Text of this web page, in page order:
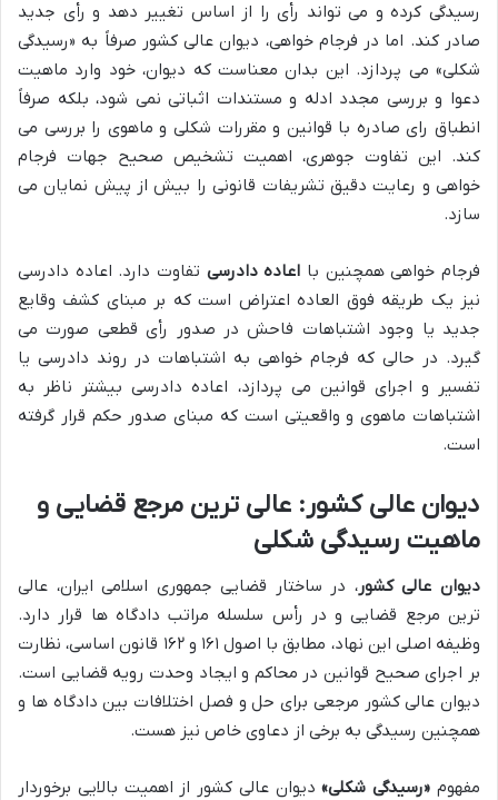
رسیدگی کرده و می تواند رأی را از اساس تغییر دهد و رأی جدید
صادر کند. اما در فرجام خواهی، دیوان عالی کشور صرفاً به «رسیدگی
شکلی» می پردازد. این بدان معناست که دیوان، خود وارد ماهیت
دعوا و بررسی مجدد ادله و مستندات اثباتی نمی شود، بلکه صرفاً
انطباق رای صادره با قوانین و مقررات شکلی و ماهوی را بررسی می
کند. این تفاوت جوهری، اهمیت تشخیص صحیح جهات فرجام
خواهی و رعایت دقیق تشریفات قانونی را بیش از پیش نمایان می
سازد.
فرجام خواهی همچنین با اعاده دادرسی تفاوت دارد. اعاده دادرسی
نیز یک طریقه فوق العاده اعتراض است که بر مبنای کشف وقایع
جدید یا وجود اشتباهات فاحش در صدور رأی قطعی صورت می
گیرد. در حالی که فرجام خواهی به اشتباهات در روند دادرسی یا
تفسیر و اجرای قوانین می پردازد، اعاده دادرسی بیشتر ناظر به
اشتباهات ماهوی و واقعیتی است که مبنای صدور حکم قرار گرفته
است.
دیوان عالی کشور: عالی ترین مرجع قضایی و
ماهیت رسیدگی شکلی
دیوان عالی کشور، در ساختار قضایی جمهوری اسلامی ایران، عالی
ترین مرجع قضایی و در رأس سلسله مراتب دادگاه ها قرار دارد.
وظیفه اصلی این نهاد، مطابق با اصول ۱۶۱ و ۱۶۲ قانون اساسی، نظارت
بر اجرای صحیح قوانین در محاکم و ایجاد وحدت رویه قضایی است.
دیوان عالی کشور مرجعی برای حل و فصل اختلافات بین دادگاه ها و
همچنین رسیدگی به برخی از دعاوی خاص نیز هست.
مفهوم «رسیدگی شکلی»دیوان عالی کشور از اهمیت بالایی برخوردار